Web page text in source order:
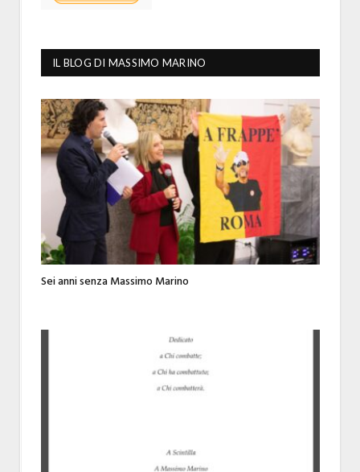
IL BLOG DI MASSIMO MARINO
Sei anni senza Massimo Marino